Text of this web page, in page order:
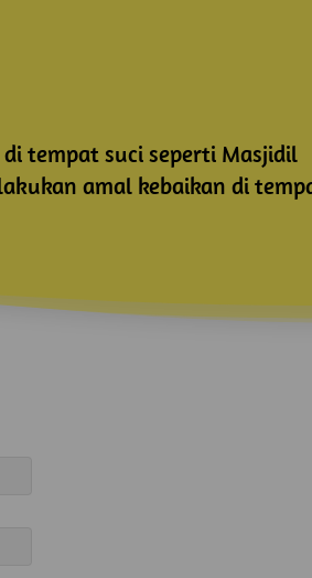
tempat suci seperti Masjidil
amal kebaikan di